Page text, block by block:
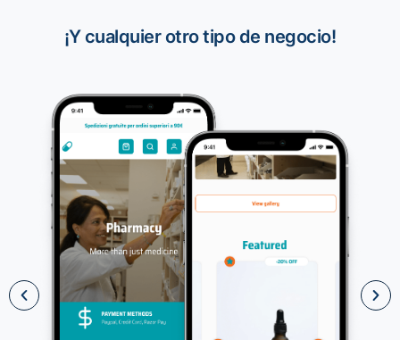
¡Y cualquier otro tipo de negocio!